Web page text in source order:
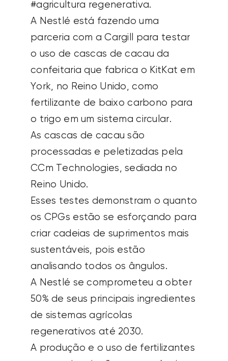
o trigo em um sistema circular.
As cascas de cacau são
processadas e peletizadas pela
CCm Technologies, sediada no
Reino Unido.
Esses testes demonstram o quanto
os CPGs estão se esforçando para
criar cadeias de suprimentos mais
sustentáveis, pois estão
analisando todos os ângulos.
A Nestlé se comprometeu a obter
50% de seus principais ingredientes
de sistemas agrícolas
regenerativos até 2030.
A produção e o uso de fertilizantes
convencionais são responsáveis
por 5% das emissões globais de
GEE e mais da metade da pegada
de carbono do trigo cultivado no
Reino Unido está relacionada ao
uso de fertilizantes.